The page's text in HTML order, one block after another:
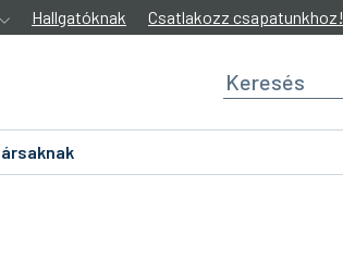
Hallgatóknak Csatlakozz csapatunkhoz!